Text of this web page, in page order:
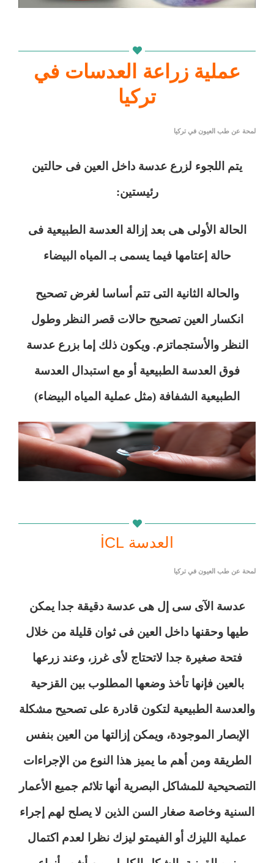
عملية زراعة العدسات في
تركيا
لمحة عن طب العيون في تركيا
يتم اللجوء لزرع عدسة داخل العين فى حالتين
رئيستين:
الحالة الأولى هى بعد إزالة العدسة الطبيعية فى
حالة إعتامها فيما يسمى بـ المياه البيضاء
والحالة الثانية التى تتم أساسا لغرض تصحيح
انكسار العين تصحيح حالات قصر النظر وطول
النظر والأستجماتزم. ويكون ذلك إما بزرع عدسة
فوق العدسة الطبيعية أو مع استبدال العدسة
الطبيعية الشفافة (مثل عملية المياه البيضاء)
العدسة İCL
لمحة عن طب العيون في تركيا
عدسة الآى سى إل هى عدسة دقيقة جدا يمكن
طيها وحقنها داخل العين فى ثوان قليلة من خلال
فتحة صغيرة جدا لاتحتاج لأى غرز، وعند زرعها
بالعين فإنها تأخذ وضعها المطلوب بين القزحية
والعدسة الطبيعية لتكون قادرة على تصحيح مشكلة
الإبصار الموجودة، ويمكن إزالتها من العين بنفس
الطريقة ومن أهم ما يميز هذا النوع من الإجراءات
التصحيحية للمشاكل البصرية أنها تلائم جميع الأعمار
السنية وخاصة صغار السن الذين لا يصلح لهم إجراء
عملية الليزك أو الفيمتو ليزك نظرا لعدم اكتمال